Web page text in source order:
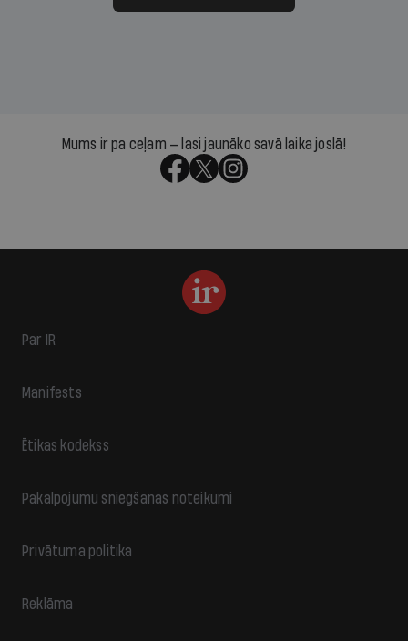
Mums ir pa ceļam — lasi jaunāko savā laika joslā!
Par IR
Manifests
Ētikas kodekss
Pakalpojumu sniegšanas noteikumi
Privātuma politika
Reklāma